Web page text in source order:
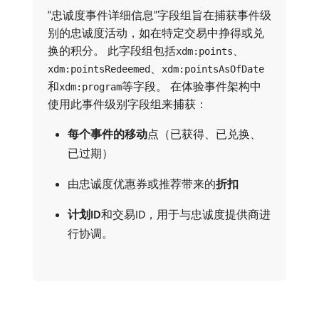
“忠诚度事件详细信息”字段组旨在捕获事件级
别的忠诚度活动，如在特定交易中挣得或兑
换的积分。 此字段组包括xdm:points、
xdm:pointsRedeemed 、 xdm:pointsAsOfDate
和xdm:program等字段。 在体验事件架构中
使用此事件级别字段组来捕获：
每个事件的移动​点（已获得、已兑换、
已过期）
由忠诚度优惠券或推荐带来的​折扣
计划ID​和交易ID，用于与忠诚度提供商进
行协调。